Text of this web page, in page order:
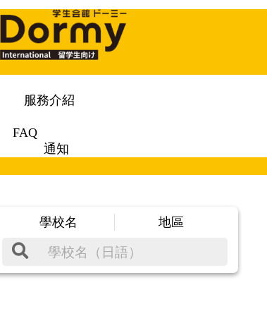
服務介紹
FAQ
通知
學校名 地區